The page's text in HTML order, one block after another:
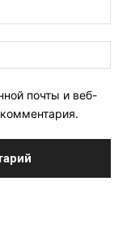
почты и веб-